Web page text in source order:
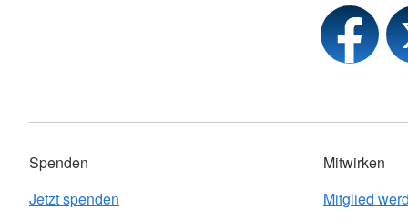
Spenden
Jetzt spenden
Mitwirken
Mitglied